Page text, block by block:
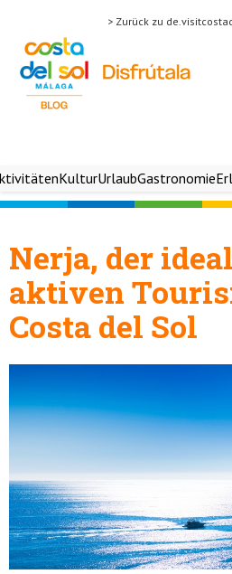
> Zurück zu
KulturUrlaubGastronomie
Nerja, der
aktiven
Costa del Sol